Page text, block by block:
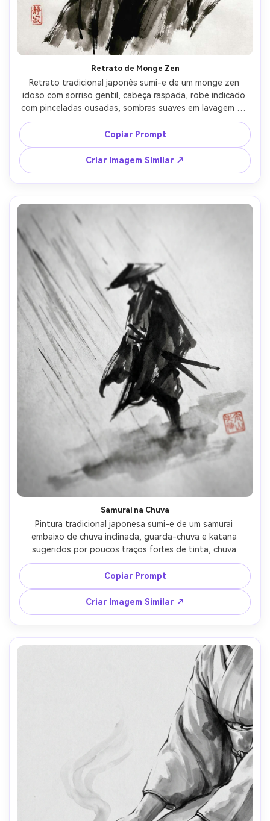
Retrato de Monge Zen
Retrato tradicional japonês sumi-e de um monge zen
idoso com sorriso gentil, cabeça raspada, robe indicado
com pinceladas ousadas, sombras suaves em lavagem de
tinta, traços caligráficos expressivos, fundo minimalista
com espaço vazio, textura de papel de arroz, selo
vermelho discreto, humor pacífico e atemporal, lente
85mm, profundidade de campo rasa, iluminação
cinematográfica suave --ar 4:5
Copiar Prompt
Criar Imagem Similar ↗
Samurai na Chuva
Pintura tradicional japonesa sumi-e de um samurai
embaixo de chuva inclinada, guarda-chuva e katana
sugeridos por poucos traços fortes de tinta, chuva
representada como linhas diagonais e respingos,
contraste dramático, lavagem suave de chão enevoado
se dissipando no branco, grãos de papel de arroz,
minimalismo cinematográfico, selo vermelho, lente 85mm,
profundidade de campo rasa --ar 4:5
Copiar Prompt
Criar Imagem Similar ↗